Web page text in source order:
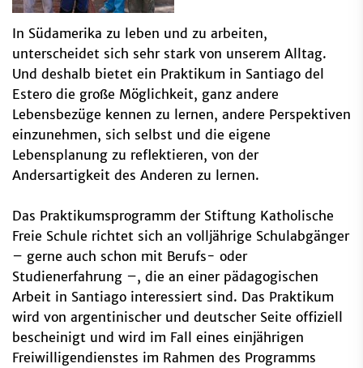
In Südamerika zu leben und zu arbeiten,
unterscheidet sich sehr stark von unserem Alltag.
Und deshalb bietet ein Praktikum in Santiago del
Estero die große Möglichkeit, ganz andere
Lebensbezüge kennen zu lernen, andere Perspektiven
einzunehmen, sich selbst und die eigene
Lebensplanung zu reflektieren, von der
Andersartigkeit des Anderen zu lernen.
Das Praktikumsprogramm der Stiftung Katholische
Freie Schule richtet sich an volljährige Schulabgänger
– gerne auch schon mit Berufs- oder
Studienerfahrung –, die an einer pädagogischen
Arbeit in Santiago interessiert sind. Das Praktikum
wird von argentinischer und deutscher Seite offiziell
bescheinigt und wird im Fall eines einjährigen
Freiwilligendienstes im Rahmen des Programms